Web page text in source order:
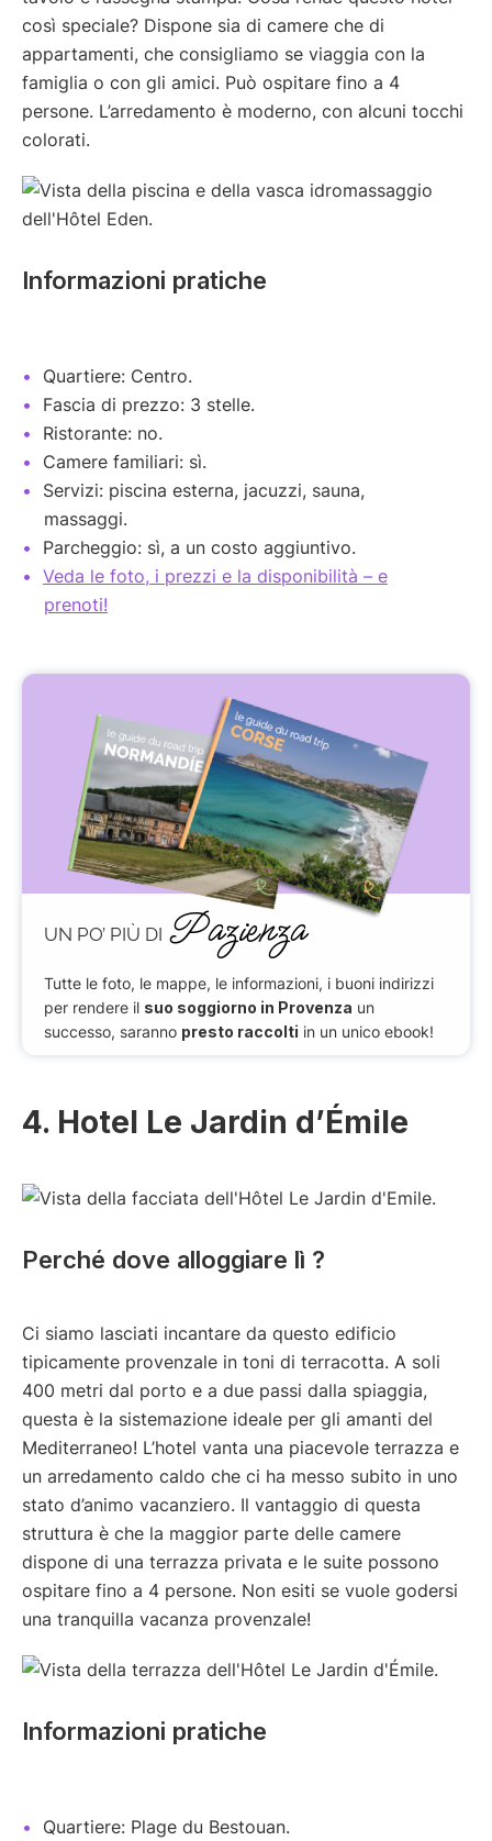
così speciale? Dispone sia di camere che di
appartamenti, che consigliamo se viaggia con la
famiglia o con gli amici. Può ospitare fino a 4
persone. L’arredamento è moderno, con alcuni tocchi
colorati.
Informazioni pratiche
Quartiere: Centro.
Fascia di prezzo: 3 stelle.
Ristorante: no.
Camere familiari: sì.
Servizi: piscina esterna, jacuzzi, sauna,
massaggi.
Parcheggio: sì, a un costo aggiuntivo.
Veda le foto, i prezzi e la disponibilità – e
prenoti!
UN PO’ PIÙ DI Pazienza
Tutte le foto, le mappe, le informazioni, i buoni indirizzi
per rendere il suo soggiorno in Provenza un
successo, saranno presto raccolti in un unico ebook!
4. Hotel Le Jardin d’Émile
Perché dove alloggiare lì ?
Ci siamo lasciati incantare da questo edificio
tipicamente provenzale in toni di terracotta. A soli
400 metri dal porto e a due passi dalla spiaggia,
questa è la sistemazione ideale per gli amanti del
Mediterraneo! L’hotel vanta una piacevole terrazza e
un arredamento caldo che ci ha messo subito in uno
stato d’animo vacanziero. Il vantaggio di questa
struttura è che la maggior parte delle camere
dispone di una terrazza privata e le suite possono
ospitare fino a 4 persone. Non esiti se vuole godersi
una tranquilla vacanza provenzale!
Informazioni pratiche
Quartiere: Plage du Bestouan.